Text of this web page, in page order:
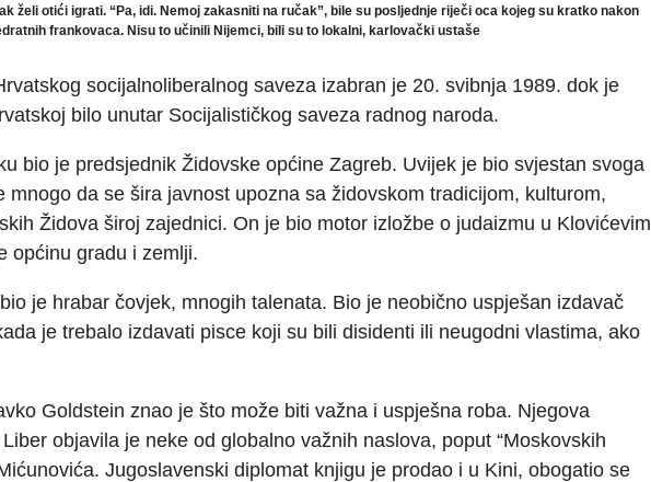
želi otići igrati. “Pa, idi. Nemoj zakasniti na ručak”, bile su posljednje riječi oca kojeg su kratko nakon
frankovaca. Nisu to učinili Nijemci, bili su to lokalni, karlovački ustaše
socijalnoliberalnog saveza izabran je 20. svibnja 1989. dok je
bilo unutar Socijalističkog saveza radnog naroda.
bio je predsjednik Židovske općine Zagreb. Uvijek je bio svjestan svoga
mnogo da se šira javnost upozna sa židovskom tradicijom, kulturom,
Židova široj zajednici. On je bio motor izložbe o judaizmu u Klovićevim
općinu gradu i zemlji.
je hrabar čovjek, mnogih talenata. Bio je neobično uspješan izdavač
je trebalo izdavati pisce koji su bili disidenti ili neugodni vlastima, ako
Goldstein znao je što može biti važna i uspješna roba. Njegova
objavila je neke od globalno važnih naslova, poput “Moskovskih
Jugoslavenski diplomat knjigu je prodao i u Kini, obogatio se